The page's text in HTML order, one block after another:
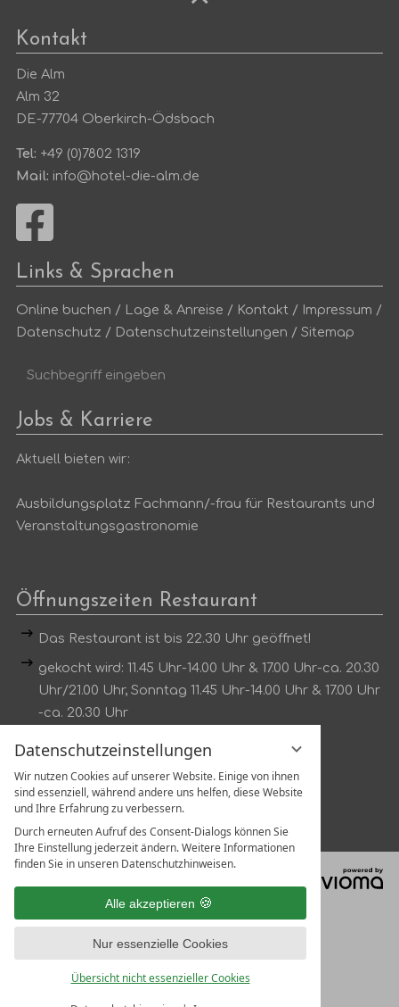
Datenschutzeinstellungen
Wir nutzen Cookies auf unserer Website. Einige von ihnen
sind essenziell, während andere uns helfen, diese Website
und Ihre Erfahrung zu verbessern.
Durch erneuten Aufruf des Consent-Dialogs können Sie
Ihre Einstellung jederzeit ändern. Weitere Informationen
finden Sie in unseren Datenschutzhinweisen.
Alle akzeptieren
Nur essenzielle Cookies
Übersicht nicht essenzieller Cookies
Kontakt
Die Alm
Alm 32
DE-77704 Oberkirch-Ödsbach
Tel: +49 (0)7802 1319
Mail: info@hotel-die-alm.de
Links & Sprachen
Online buchen / Lage & Anreise / Kontakt / Impressum /
Datenschutz / Datenschutzeinstellungen /Sitemap
Suchbegriff
Jobs & Karriere
Aktuell bieten wir:
Ausbildungsplatz Fachmann/-frau für Restaurants und
Veranstaltungsgastronomie
Öffnungszeiten Restaurant
Das Restaurant ist bis 22.30 Uhr geöffnet!
gekocht wird: 11.45 Uhr-14.00 Uhr & 17.00 Uhr-ca. 20.30
Uhr/21.00 Uhr, Sonntag 11.45 Uhr-14.00 Uhr & 17.00 Uhr
-ca. 20.30 Uhr
Dienstag kein Mittagstisch
Tischreservierung unter:
Tel.:07802 1319